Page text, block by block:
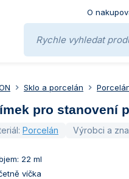
O
Sklo a porcelán
pro stanovení
Porcelán Výrobci a
22 ml
víčka